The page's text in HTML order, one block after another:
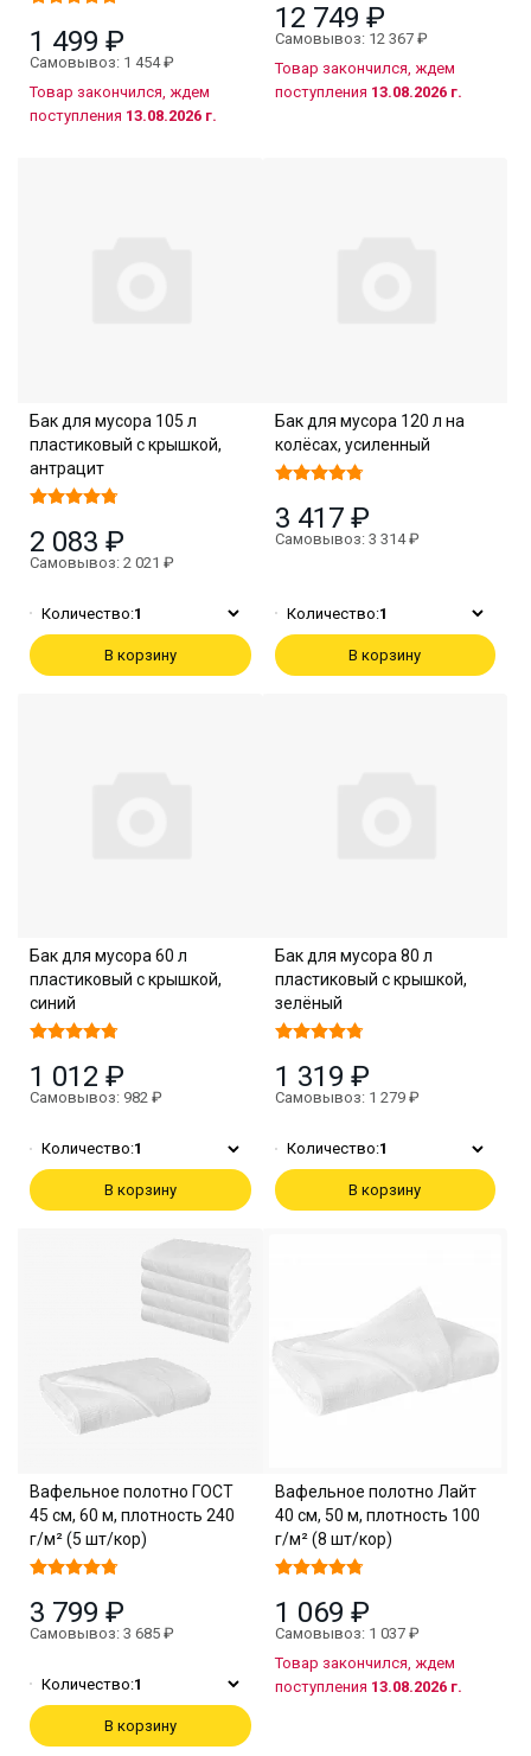
1 499 ₽
Самовывоз: 1 454 ₽
Товар закончился, ждем
поступления 13.08.2026 г.
12 749 ₽
Самовывоз: 12 367 ₽
Товар закончился, ждем
поступления 13.08.2026 г.
Бак для мусора 105 л
пластиковый с крышкой,
антрацит
2 083 ₽
Самовывоз: 2 021 ₽
Количество:1
В корзину
Бак для мусора 120 л на
колёсах, усиленный
3 417 ₽
Самовывоз: 3 314 ₽
Количество:1
В корзину
Бак для мусора 60 л
пластиковый с крышкой,
синий
1 012 ₽
Самовывоз: 982 ₽
Количество:1
В корзину
Бак для мусора 80 л
пластиковый с крышкой,
зелёный
1 319 ₽
Самовывоз: 1 279 ₽
Количество:1
В корзину
Вафельное полотно ГОСТ
45 см, 60 м, плотность 240
г/м² (5 шт/кор)
3 799 ₽
Самовывоз: 3 685 ₽
Количество:1
В корзину
Вафельное полотно Лайт
40 см, 50 м, плотность 100
г/м² (8 шт/кор)
1 069 ₽
Самовывоз: 1 037 ₽
Товар закончился, ждем
поступления 13.08.2026 г.